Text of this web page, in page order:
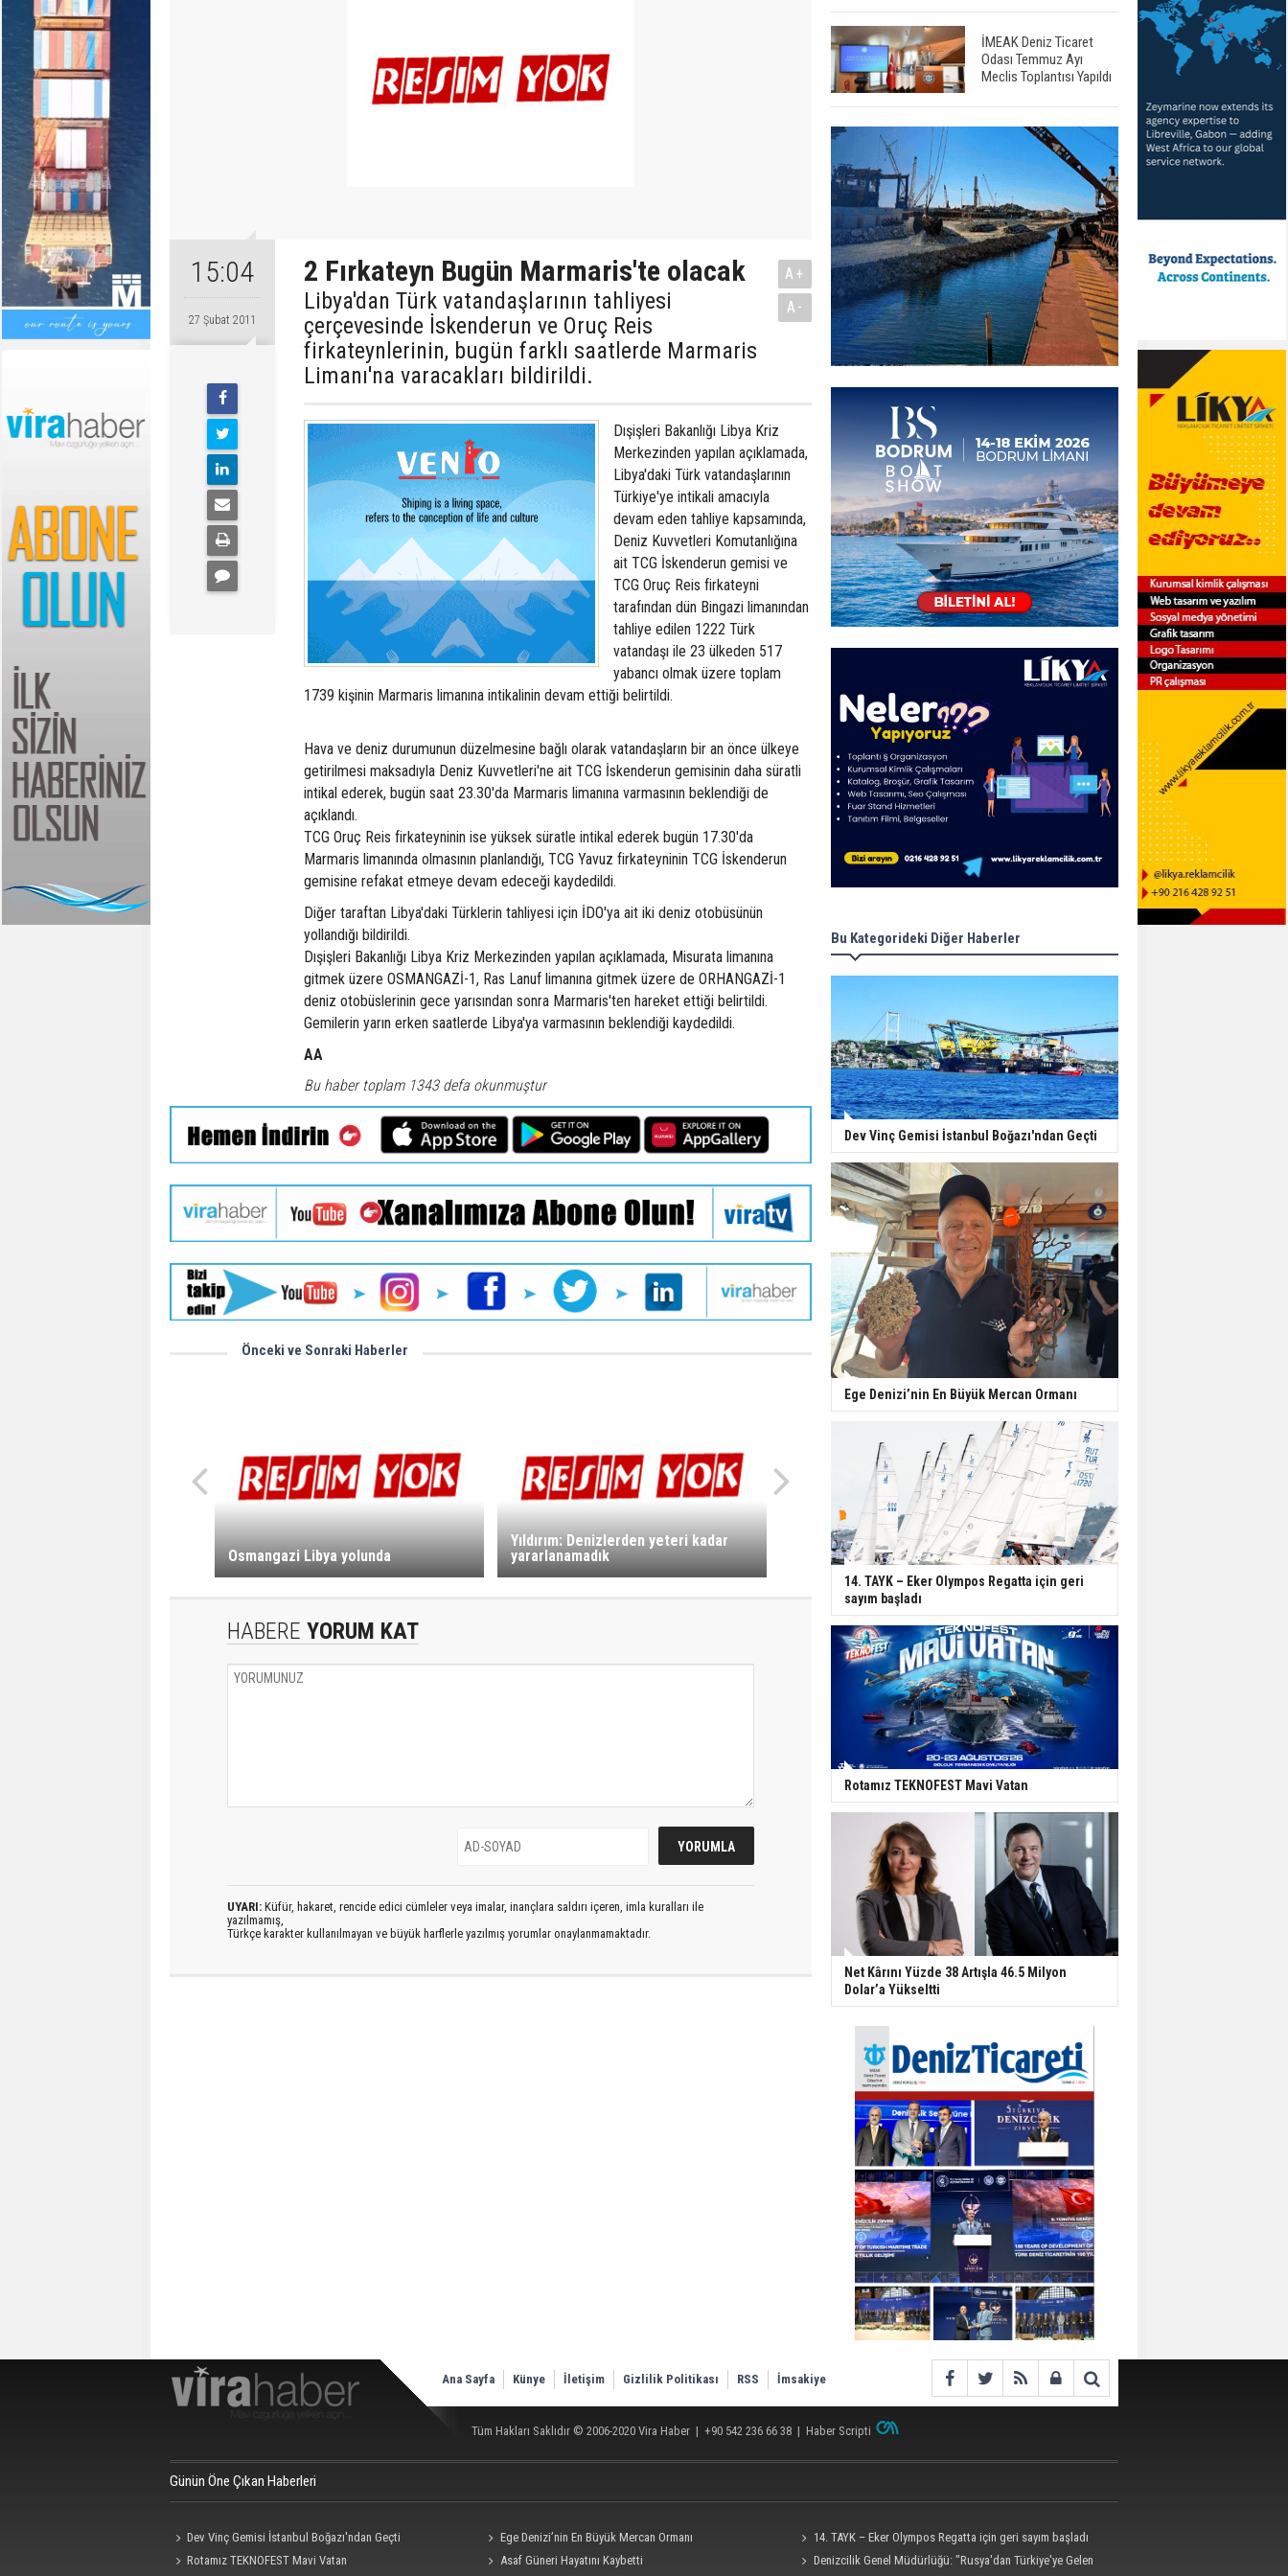
15:04
27 Şubat 2011
2 Fırkateyn Bugün Marmaris'te olacak
Libya'dan Türk vatandaşlarının tahliyesi
çerçevesinde İskenderun ve Oruç Reis
firkateynlerinin, bugün farklı saatlerde Marmaris
Limanı'na varacakları bildirildi.
A+
A-
Dışişleri Bakanlığı Libya Kriz
Merkezinden yapılan açıklamada,
Libya'daki Türk vatandaşlarının
Türkiye'ye intikali amacıyla
devam eden tahliye kapsamında,
Deniz Kuvvetleri Komutanlığına
ait TCG İskenderun gemisi ve
TCG Oruç Reis firkateyni
tarafından dün Bingazi limanından
tahliye edilen 1222 Türk
vatandaşı ile 23 ülkeden 517
yabancı olmak üzere toplam
1739 kişinin Marmaris limanına intikalinin devam ettiği belirtildi.
Hava ve deniz durumunun düzelmesine bağlı olarak vatandaşların bir an önce ülkeye
getirilmesi maksadıyla Deniz Kuvvetleri'ne ait TCG İskenderun gemisinin daha süratli
intikal ederek, bugün saat 23.30'da Marmaris limanına varmasının beklendiği de
açıklandı.
TCG Oruç Reis firkateyninin ise yüksek süratle intikal ederek bugün 17.30'da
Marmaris limanında olmasının planlandığı, TCG Yavuz firkateyninin TCG İskenderun
gemisine refakat etmeye devam edeceği kaydedildi.
Diğer taraftan Libya'daki Türklerin tahliyesi için İDO'ya ait iki deniz otobüsünün
yollandığı bildirildi.
Dışişleri Bakanlığı Libya Kriz Merkezinden yapılan açıklamada, Misurata limanına
gitmek üzere OSMANGAZİ-1, Ras Lanuf limanına gitmek üzere de ORHANGAZİ-1
deniz otobüslerinin gece yarısından sonra Marmaris'ten hareket ettiği belirtildi.
Gemilerin yarın erken saatlerde Libya'ya varmasının beklendiği kaydedildi.
AA
Bu haber toplam 1343 defa okunmuştur
Önceki ve Sonraki Haberler
Osmangazi Libya yolunda
Yıldırım: Denizlerden yeteri kadar
yararlanamadık
HABERE YORUM KAT
UYARI: Küfür, hakaret, rencide edici cümleler veya imalar, inançlara saldırı içeren, imla kuralları ile
yazılmamış,
Türkçe karakter kullanılmayan ve büyük harflerle yazılmış yorumlar onaylanmamaktadır.
İMEAK Deniz Ticaret
Odası Temmuz Ayı
Meclis Toplantısı Yapıldı
Bu Kategorideki Diğer Haberler
Dev Vinç Gemisi İstanbul Boğazı'ndan Geçti
Ege Denizi’nin En Büyük Mercan Ormanı
14. TAYK – Eker Olympos Regatta için geri
sayım başladı
Rotamız TEKNOFEST Mavi Vatan
Net Kârını Yüzde 38 Artışla 46.5 Milyon
Dolar’a Yükseltti
Ana Sayfa Künye İletişim Gizlilik Politikası RSS İmsakiye
Tüm Hakları Saklıdır © 2006-2020 Vira Haber | +90 542 236 66 38 | Haber Scripti
Günün Öne Çıkan Haberleri
Dev Vinç Gemisi İstanbul Boğazı'ndan Geçti Ege Denizi’nin En Büyük Mercan Ormanı
14. TAYK – Eker Olympos Regatta için geri sayım başladı
Rotamız TEKNOFEST Mavi Vatan
Asaf Güneri Hayatını Kaybetti Denizcilik Genel Müdürlüğü: "Rusya'dan Türkiye'ye Gelen